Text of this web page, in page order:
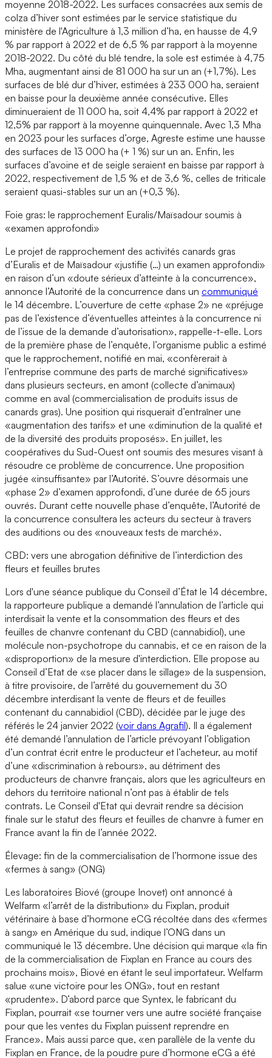
moyenne 2018-2022. Les surfaces consacrées aux semis de
colza d’hiver sont estimées par le service statistique du
ministère de l'Agriculture à 1,3 million d’ha, en hausse de 4,9
% par rapport à 2022 et de 6,5 % par rapport à la moyenne
2018-2022. Du côté du blé tendre, la sole est estimée à 4,75
Mha, augmentant ainsi de 81 000 ha sur un an (+1,7%). Les
surfaces de blé dur d’hiver, estimées à 233 000 ha, seraient
en baisse pour la deuxième année consécutive. Elles
diminueraient de 11 000 ha, soit 4,4% par rapport à 2022 et
12,5% par rapport à la moyenne quinquennale. Avec 1,3 Mha
en 2023 pour les surfaces d’orge, Agreste estime une hausse
des surfaces de 13 000 ha (+ 1 %) sur un an. Enfin, les
surfaces d’avoine et de seigle seraient en baisse par rapport à
2022, respectivement de 1,5 % et de 3,6 %, celles de triticale
seraient quasi-stables sur un an (+0,3 %).
Foie gras: le rapprochement Euralis/Maïsadour soumis à
«examen approfondi»
Le projet de rapprochement des activités canards gras
d’Euralis et de Maïsadour «justifie (…) un examen approfondi»
en raison d’un «doute sérieux d’atteinte à la concurrence»,
annonce l’Autorité de la concurrence dans un communiqué
le 14 décembre. L’ouverture de cette «phase 2» ne «préjuge
pas de l’existence d’éventuelles atteintes à la concurrence ni
de l’issue de la demande d’autorisation», rappelle-t-elle. Lors
de la première phase de l’enquête, l’organisme public a estimé
que le rapprochement, notifié en mai, «confèrerait à
l’entreprise commune des parts de marché significatives»
dans plusieurs secteurs, en amont (collecte d’animaux)
comme en aval (commercialisation de produits issus de
canards gras). Une position qui risquerait d’entraîner une
«augmentation des tarifs» et une «diminution de la qualité et
de la diversité des produits proposés». En juillet, les
coopératives du Sud-Ouest ont soumis des mesures visant à
résoudre ce problème de concurrence. Une proposition
jugée «insuffisante» par l’Autorité. S’ouvre désormais une
«phase 2» d’examen approfondi, d’une durée de 65 jours
ouvrés. Durant cette nouvelle phase d’enquête, l’Autorité de
la concurrence consultera les acteurs du secteur à travers
des auditions ou des «nouveaux tests de marché».
CBD: vers une abrogation définitive de l’interdiction des
fleurs et feuilles brutes
Lors d'une séance publique du Conseil d’État le 14 décembre,
la rapporteure publique a demandé l’annulation de l’article qui
interdisait la vente et la consommation des fleurs et des
feuilles de chanvre contenant du CBD (cannabidiol), une
molécule non-psychotrope du cannabis, et ce en raison de la
«disproportion» de la mesure d'interdiction. Elle propose au
Conseil d’Etat de «se placer dans le sillage» de la suspension,
à titre provisoire, de l’arrêté du gouvernement du 30
décembre interdisant la vente de fleurs et de feuilles
contenant du cannabidiol (CBD), décidée par le juge des
référés le 24 janvier 2022 (voir dans Agrafil). Il a également
été demandé l’annulation de l’article prévoyant l’obligation
d’un contrat écrit entre le producteur et l’acheteur, au motif
d’une «discrimination à rebours», au détriment des
producteurs de chanvre français, alors que les agriculteurs en
dehors du territoire national n’ont pas à établir de tels
contrats. Le Conseil d'Etat qui devrait rendre sa décision
finale sur le statut des fleurs et feuilles de chanvre à fumer en
France avant la fin de l’année 2022.
Élevage: fin de la commercialisation de l’hormone issue des
«fermes à sang» (ONG)
Les laboratoires Biové (groupe Inovet) ont annoncé à
Welfarm «l’arrêt de la distribution» du Fixplan, produit
vétérinaire à base d’hormone eCG récoltée dans des «fermes
à sang» en Amérique du sud, indique l’ONG dans un
communiqué le 13 décembre. Une décision qui marque «la fin
de la commercialisation de Fixplan en France au cours des
prochains mois», Biové en étant le seul importateur. Welfarm
salue «une victoire pour les ONG», tout en restant
«prudente». D’abord parce que Syntex, le fabricant du
Fixplan, pourrait «se tourner vers une autre société française
pour que les ventes du Fixplan puissent reprendre en
France». Mais aussi parce que, «en parallèle de la vente du
Fixplan en France, de la poudre pure d’hormone eCG a été